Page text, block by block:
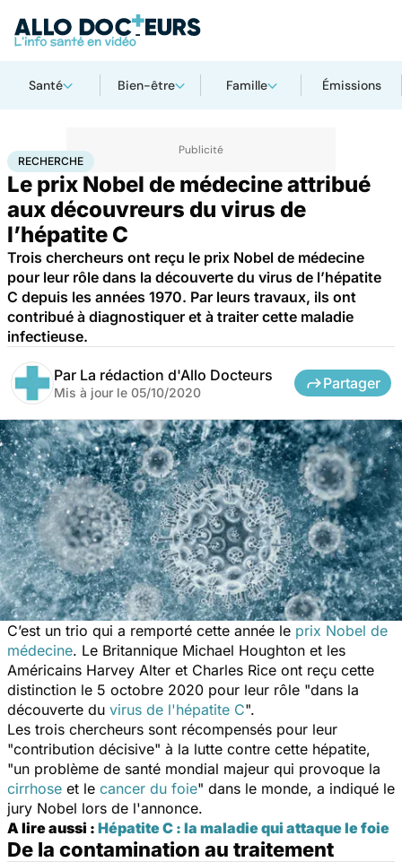
Santé Bien-être Famille Émissions
AccueilSantéMaladies Recherche
RECHERCHE
Le prix Nobel de médecine attribué
aux découvreurs du virus de
l’hépatite C
Trois chercheurs ont reçu le prix Nobel de médecine
pour leur rôle dans la découverte du virus de l’hépatite
C depuis les années 1970. Par leurs travaux, ils ont
contribué à diagnostiquer et à traiter cette maladie
infectieuse.
Par La rédaction d'Allo Docteurs
Mis à jour le 05/10/2020
Partager
C’est un trio qui a remporté cette année le prix Nobel de
médecine. Le Britannique Michael Houghton et les
Américains Harvey Alter et Charles Rice ont reçu cette
distinction le 5 octobre 2020 pour leur rôle "dans la
découverte du virus de l'hépatite C".
Les trois chercheurs sont récompensés pour leur
"contribution décisive" à la lutte contre cette hépatite,
"un problème de santé mondial majeur qui provoque la
cirrhose et le cancer du foie" dans le monde, a indiqué le
jury Nobel lors de l'annonce.
A lire aussi : Hépatite C : la maladie qui attaque le foie
De la contamination au traitement